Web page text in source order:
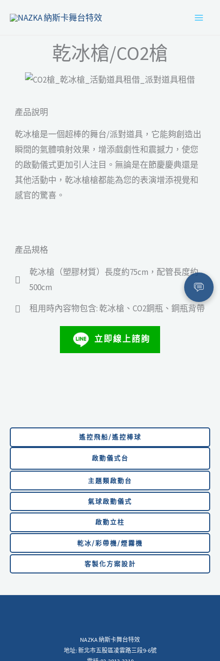
遙控飛船/遙控棒球
啟動儀式台
主題類啟動台
氣球啟動儀式
啟動立柱
乾冰/彩帶機/煙霧機
客製化方案設計
乾冰槍/CO2槍
產品說明
乾冰槍是一個超棒的舞台/派對道具，它能夠創造出
瞬間的氣體噴射效果，增添戲劇性和震撼力，使您
的啟動儀式更加引人注目。無論是在節慶慶典還是
其他活動中，乾冰槍槍都能為您的表演增添視覺和
感官的驚喜。
產品規格
乾冰槍（塑膠材質）長度約75cm，配管長度約
500cm
租用時內容物包含: 乾冰槍、CO2鋼瓶、鋼瓶背帶
立即線上諮詢
NAZKA 納斯卡舞台特效
地址: 新北市五股區凌雲路三段9-6號